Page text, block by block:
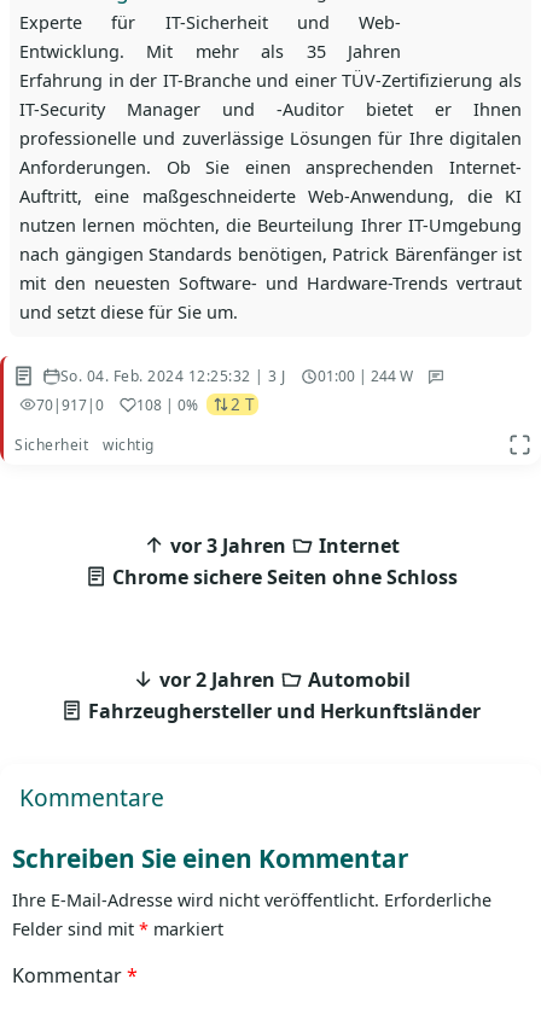
Experte für IT-Sicherheit und Web-
Entwicklung. Mit mehr als 35 Jahren
Erfahrung in der IT-Branche und einer TÜV-Zertifizierung als
IT-Security Manager und -Auditor bietet er Ihnen
professionelle und zuverlässige Lösungen für Ihre digitalen
Anforderungen. Ob Sie einen ansprechenden Internet-
Auftritt, eine maßgeschneiderte Web-Anwendung, die KI
nutzen lernen möchten, die Beurteilung Ihrer IT-Umgebung
nach gängigen Standards benötigen, Patrick Bärenfänger ist
mit den neuesten Software- und Hardware-Trends vertraut
und setzt diese für Sie um.
So. 04. Feb. 2024 12:25:32 | 3 J
01:00 | 244 W
70|917|0 108| 0% 2 T
Sicherheit wichtig
vor 3 Jahren
Internet
Chrome sichere Seiten ohne Schloss
vor 2 Jahren
Automobil
Fahrzeughersteller und Herkunftsländer
Kommentare
Schreiben Sie einen Kommentar
Ihre E-Mail-Adresse wird nicht veröffentlicht. Erforderliche
Felder sind mit * markiert
Kommentar*